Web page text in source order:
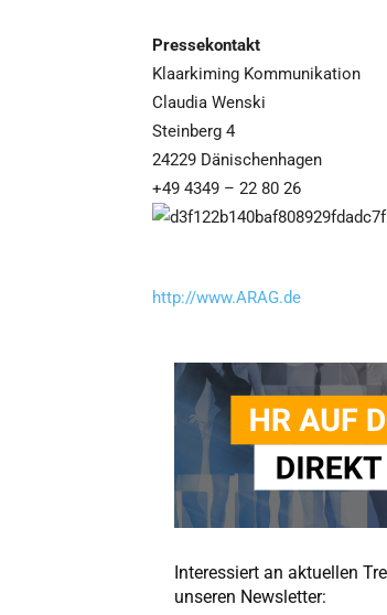
Pressekontakt
Klaarkiming Kommunikation
Claudia Wenski
Steinberg 4
24229 Dänischenhagen
+49 4349 – 22 80 26
http://www.ARAG.de
Interessiert an aktuellen
unseren Newsletter: